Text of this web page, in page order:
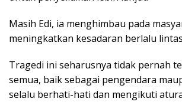
Masih Edi, ia menghimbau pada
meningkatkan kesadaran berlalu
Tragedi ini seharusnya tidak pernah
semua, baik sebagai pengendara
selalu berhati-hati dan mengikuti